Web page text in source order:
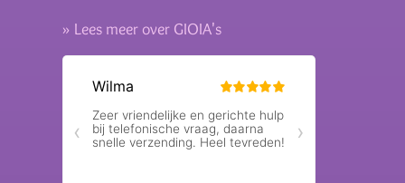
» Lees meer over GIOIA's